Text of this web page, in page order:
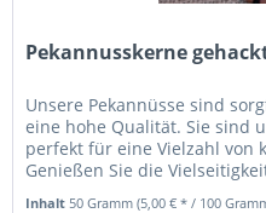
Pekannusskerne
Unsere Pekannüsse sind
eine hohe Qualität. Sie sind
perfekt für eine Vielzahl von
Genießen Sie die
Inhalt 50 Gramm(5,00 € * / 100